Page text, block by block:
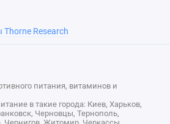
Research
питания, витаминов и
в такие города: Киев, Харьков,
Черновцы, Тернополь,